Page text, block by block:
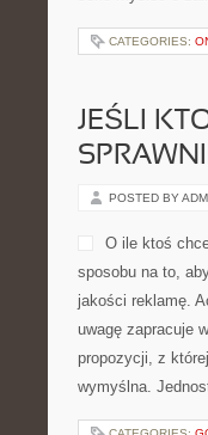
przez palce. To
Dlatego w
JEŚLI
POSTED BY